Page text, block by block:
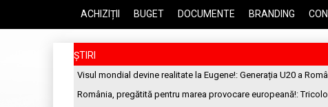
ACHIZIȚII BUGET DOCUMENTE BRANDING
ȘTIRI
Visul mondial devine realitate la Eugene!: Generația U20 a
România, pregătită pentru marea provocare europeană!: